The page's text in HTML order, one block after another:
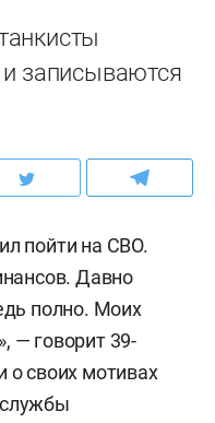
и записываются
пойти на СВО.
Давно
полно. Моих
— говорит 39-
о своих мотивах